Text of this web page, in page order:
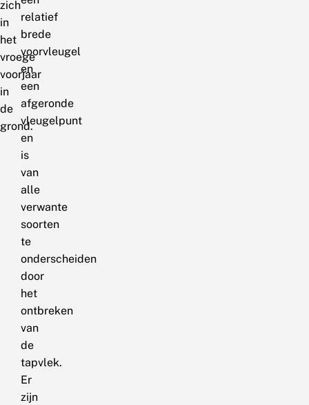
zich
in
het
vroege
voorjaar
in
de
grond.
relatief
brede
voorvleugel
en
een
afgeronde
vleugelpunt
en
is
van
alle
verwante
soorten
te
onderscheiden
door
het
ontbreken
van
de
tapvlek.
Er
zijn